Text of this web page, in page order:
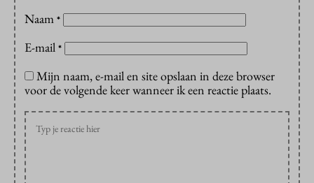
Naam *
E-mail *
Mijn naam, e-mail en site opslaan in deze browser
voor de volgende keer wanneer ik een reactie plaats.